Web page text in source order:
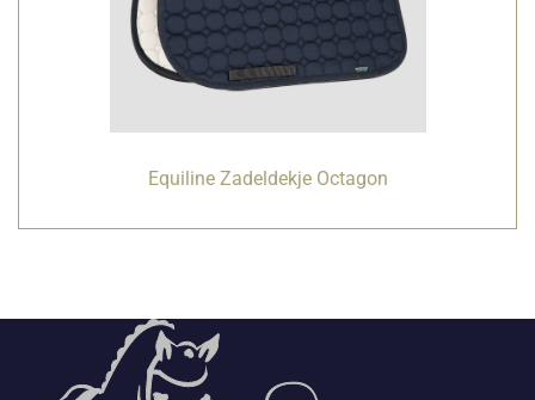
Equiline Zadeldekje Octagon